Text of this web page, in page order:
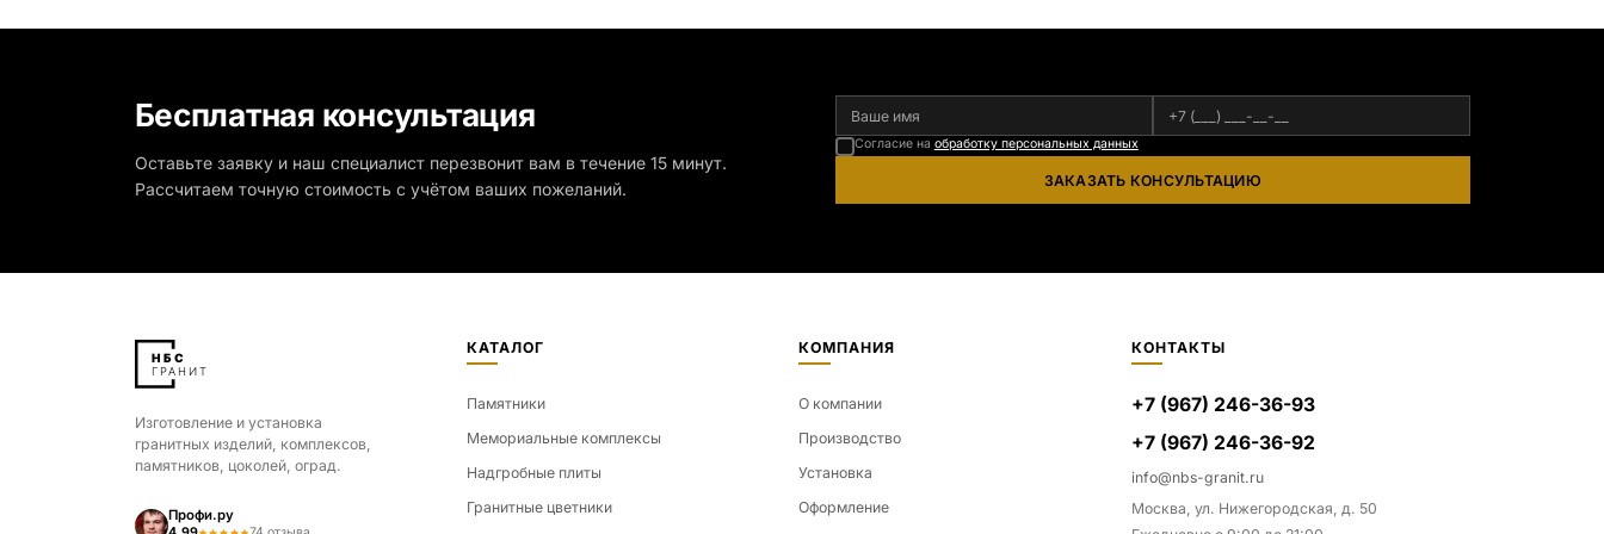
Бесплатная консультация
Оставьте заявку и наш специалист перезвонит вам в течение 15 минут.
Рассчитаем точную стоимость с учётом ваших пожеланий.
Согласие на обработку персональных данных
ЗАКАЗАТЬ КОНСУЛЬТАЦИЮ
Изготовление и установка
гранитных изделий, комплексов,
памятников, цоколей, оград.
Профи.ру
КАТАЛОГ
Памятники
Мемориальные комплексы
Надгробные плиты
Гранитные цветники
КОМПАНИЯ
О компании
Производство
Установка
Оформление
КОНТАКТЫ
+7 (967) 246-36-93
+7 (967) 246-36-92
info@nbs-granit.ru
Москва, ул. Нижегородская, д. 50